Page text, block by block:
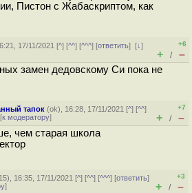
Пистон с Жабаскриптом, как
17/11/2021 [^] [^^] [^^^] [ответить][↓]
+6
+ / –
замен дедовскому Си пока не
тапок (ok), 16:28, 17/11/2021 [^] [^^]
к модератору]
+7
+ / –
чем старая школа
15), 16:35, 17/11/2021 [^] [^^] [^^^] [ответить]
]
+3
+ / –